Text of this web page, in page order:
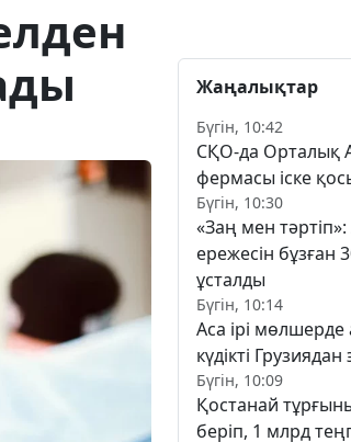
Жаңалықтар
Бүгін, 10:42
СҚО-да Орталық
фермасы іске
Бүгін, 10:30
«Заң мен
ережесін бұзған
ұсталды
Бүгін, 10:14
Аса ірі
күдікті
Бүгін, 10:09
Қостанай
беріп, 1 млрд